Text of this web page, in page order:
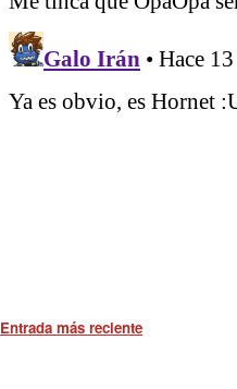
Entrada más reciente